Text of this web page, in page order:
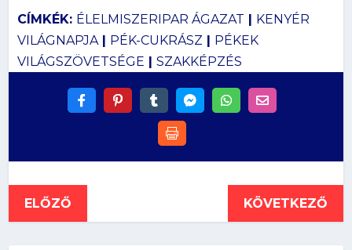
CÍMKÉK: ÉLELMISZERIPAR ÁGAZAT | KENYÉR
VILÁGNAPJA| PÉK-CUKRÁSZ | PÉKEK
VILÁGSZÖVETSÉGE | SZAKKÉPZÉS
ELŐZŐ KÖVETKEZŐ